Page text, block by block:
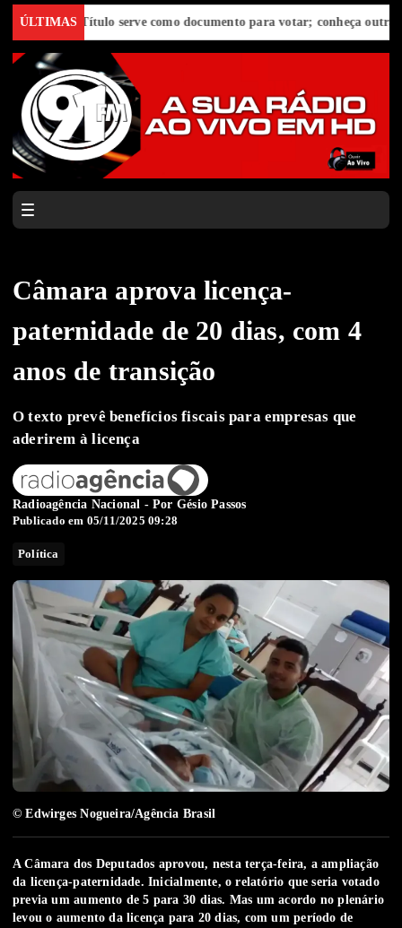
ÚLTIMAS
E-Título serve como documento para votar; conheça outras
Câmara aprova licença-
paternidade de 20 dias, com 4
anos de transição
O texto prevê benefícios fiscais para empresas que
aderirem à licença
Radioagência Nacional - Por Gésio Passos
Publicado em 05/11/2025 09:28
Política
© Edwirges Nogueira/Agência Brasil
A Câmara dos Deputados aprovou, nesta terça-feira, a ampliação
da licença-paternidade. Inicialmente, o relatório que seria votado
previa um aumento de 5 para 30 dias. Mas um acordo no plenário
levou o aumento da licença para 20 dias, com um período de